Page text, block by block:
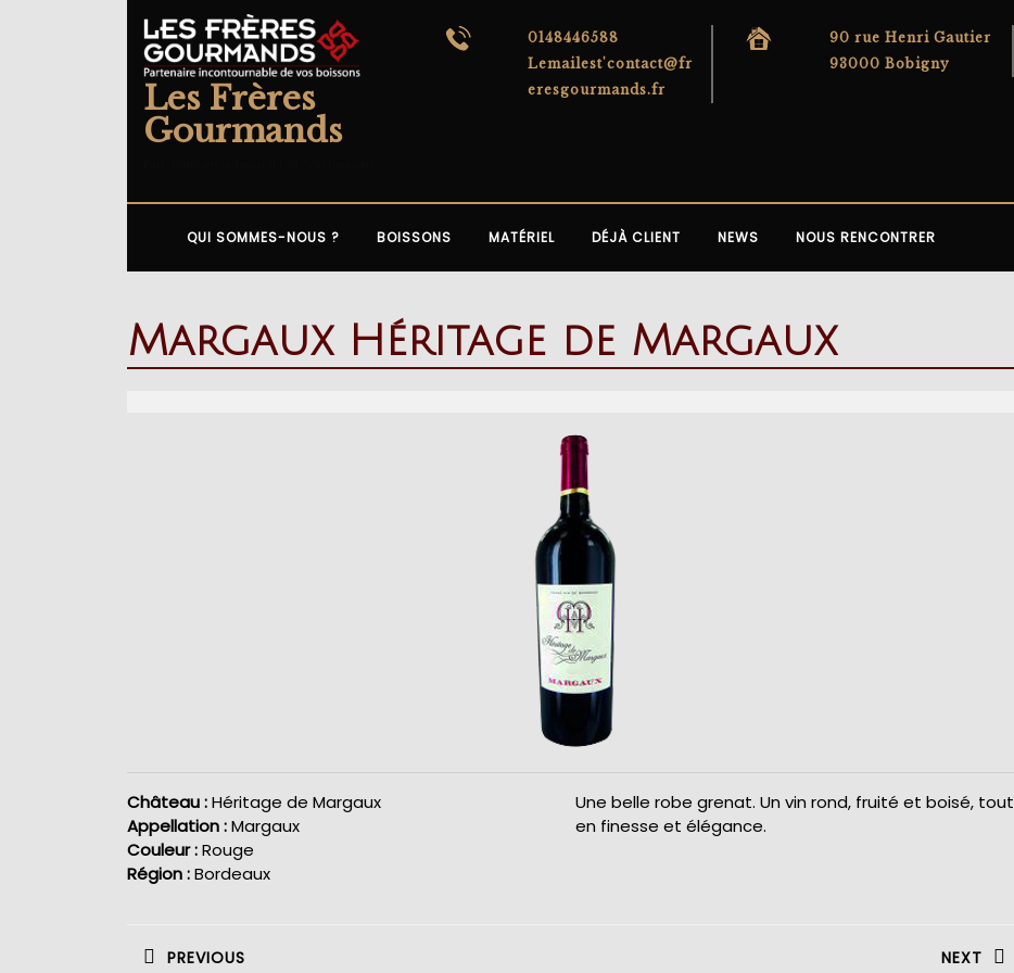
to
content
Les Frères
Gourmands
0148446588
Lemailest'contact@fr
eresgourmands.fr
90 rue Henri Gautier
93000 Bobigny
QUI SOMMES-NOUS ? BOISSONS MATÉRIEL DÉJÀ CLIENT NEWS NOUS RENCONTRER
Margaux Héritage de Margaux
Une belle robe grenat. Un vin rond, fruité et boisé, tout
en finesse et élégance.
Château :Héritage de Margaux
Appellation :Margaux
Couleur :Rouge
Région :Bordeaux
dePREVIOUS NEXT